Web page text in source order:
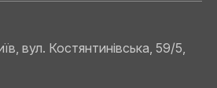
вул. Костянтинівська, 59/5,